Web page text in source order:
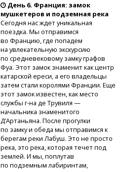
День 6. Франция: замок
мушкетеров и подземная река
Сегодня нас ждет уникальная
поездка. Мы отправимся
во Францию, где попадем
на увлекательную экскурсию
по средневековому замку графов
Фуа. Этот замок знаменит как центр
катарской ереси, а его владельцы
затем стали королями Франции. Еще
этот замок известен, как место
службы г-на де Трувиля —
начальника знаменитого
Д’Артаньяна. После прогулки
по замку и обеда мы отправимся к
берегам реки Лабуш. Это не просто
река, это река, которая течет под
землей. И мы, поплутав
по подземным лабиринтам,